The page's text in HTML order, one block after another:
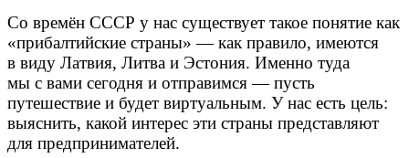
Со времён СССР у нас существует такое понятие как
«прибалтийские страны» — как правило, имеются
в виду Латвия, Литва и Эстония. Именно туда
мы с вами сегодня и отправимся — пусть
путешествие и будет виртуальным. У нас есть цель:
выяснить, какой интерес эти страны представляют
для предпринимателей.